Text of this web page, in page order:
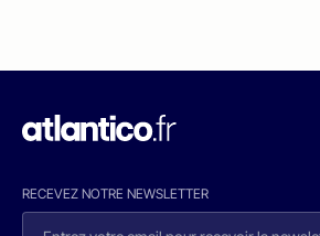
RECEVEZ NOTRE NEWSLETTER